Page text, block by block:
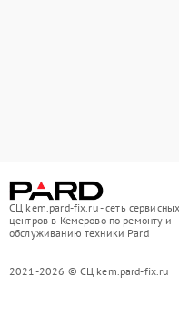
СЦ kem.pard-fix.ru - сеть сервисных
центров в Кемерово по ремонту и
обслуживанию техники Pard
2021-2026 © СЦ kem.pard-fix.ru